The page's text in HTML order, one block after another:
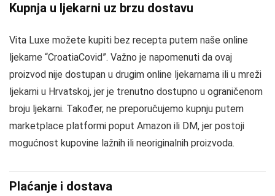
Kupnja u ljekarni uz brzu dostavu
Vita Luxe možete kupiti bez recepta putem naše online
ljekarne “CroatiaCovid”. Važno je napomenuti da ovaj
proizvod nije dostupan u drugim online ljekarnama ili u mreži
ljekarni u Hrvatskoj, jer je trenutno dostupno u ograničenom
broju ljekarni. Također, ne preporučujemo kupnju putem
marketplace platformi poput Amazon ili DM, jer postoji
mogućnost kupovine lažnih ili neoriginalnih proizvoda.
Plaćanje i dostava